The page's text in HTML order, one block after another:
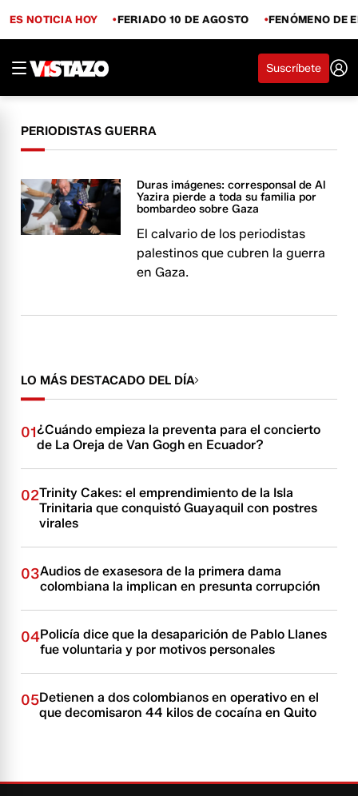
ES NOTICIA HOY FERIADO 10 DE AGOSTO FENÓMENO DE
Suscríbete
PERIODISTAS GUERRA
Duras imágenes: corresponsal de Al
Yazira pierde a toda su familia por
bombardeo sobre Gaza
El calvario de los periodistas
palestinos que cubren la guerra
en Gaza.
LO MÁS DESTACADO DEL DÍA
01¿Cuándo empieza la preventa para el concierto
de La Oreja de Van Gogh en Ecuador?
02Trinity Cakes: el emprendimiento de la Isla
Trinitaria que conquistó Guayaquil con postres
virales
03Audios de exasesora de la primera dama
colombiana la implican en presunta corrupción
04Policía dice que la desaparición de Pablo Llanes
fue voluntaria y por motivos personales
05Detienen a dos colombianos en operativo en el
que decomisaron 44 kilos de cocaína en Quito